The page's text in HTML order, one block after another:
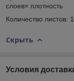
слоев× плотность
Количество листов:
Скрыть
Условия